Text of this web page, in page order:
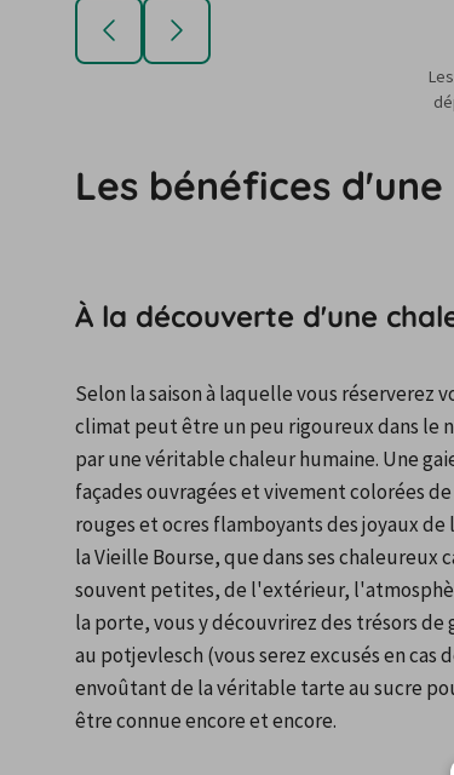
Les bénéfices
À la découverte d'une
Selon la saison à laquelle vous
climat peut être un peu rigoureux dans le
par une véritable chaleur humaine. Une
façades ouvragées et vivement colorées
rouges et ocres flamboyants des joyaux
la Vieille Bourse, que dans ses chaleureux
souvent petites, de l'extérieur,
la porte, vous y découvrirez des trésors
au potjevlesch (vous serez excusés en cas
envoûtant de la véritable tarte au sucre
être connue encore et encore.